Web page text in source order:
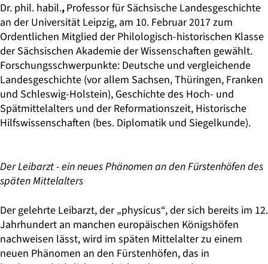
Dr. phil. habil.,Professor für Sächsische Landesgeschichte
an der Universität Leipzig, am 10. Februar 2017 zum
Ordentlichen Mitglied der Philologisch-historischen Klasse
der Sächsischen Akademie der Wissenschaften gewählt.
Forschungsschwerpunkte: Deutsche und vergleichende
Landesgeschichte (vor allem Sachsen, Thüringen, Franken
und Schleswig-Holstein), Geschichte des Hoch- und
Spätmittelalters und der Reformationszeit, Historische
Hilfswissenschaften (bes. Diplomatik und Siegelkunde).
Der Leibarzt - ein neues Phänomen an den Fürstenhöfen des
späten Mittelalters
Der gelehrte Leibarzt, der „physicus“, der sich bereits im 12.
Jahrhundert an manchen europäischen Königshöfen
nachweisen lässt, wird im späten Mittelalter zu einem
neuen Phänomen an den Fürstenhöfen, das in